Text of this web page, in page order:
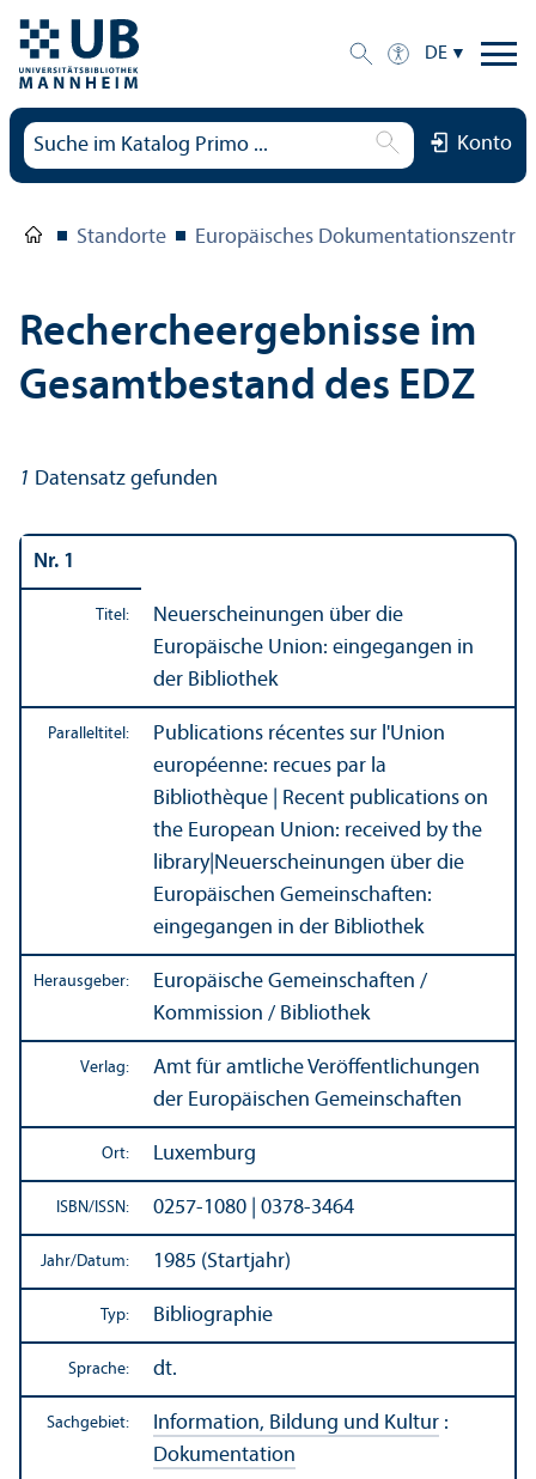
DE
Konto
Standorte Europäisches
Rechercheergebnisse im
Gesamtbestand des EDZ
1 Datensatz gefunden
Nr. 1
Titel:
Neuerscheinungen über die
Europäische Union: eingegangen in
der Bibliothek
Paralleltitel:
Publications récentes sur l'Union
européenne: recues par la
Bibliothèque | Recent publications on
the European Union: received by the
library| Neuerscheinungen über die
Europäischen Gemeinschaften:
eingegangen in der Bibliothek
Herausgeber:
Europäische Gemeinschaften /
Kommission / Bibliothek
Verlag:
Amt für amtliche Veröffentlichungen
der Europäischen Gemeinschaften
Ort: Luxemburg
ISBN/ ISSN: 0257-1080 | 0378-3464
Jahr/Datum: 1985 (Startjahr)
Typ: Bibliographie
Sprache: dt.
Sachgebiet: Information, Bildung und Kultur :
Dokumentation